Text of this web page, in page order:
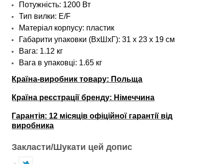
Потужність: 1200 Вт
Тип вилки: E/F
Матеріал корпусу: пластик
Габарити упаковки (ВхШхГ): 31 х 23 х 19 см
Вага: 1.12 кг
Вага в упаковці: 1.65 кг
Країна-виробник товару: Польща
Країна реєстрації бренду: Німеччина
Гарантія: 12 місяців офіційної гарантії від
виробника
Закласти/Шукати цей допис